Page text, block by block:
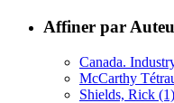
Affiner par
Canada.
McCarthy
Shields, Rick (1)